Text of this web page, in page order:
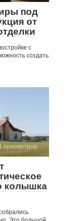
под
от
с
создать
просмотров
колышка